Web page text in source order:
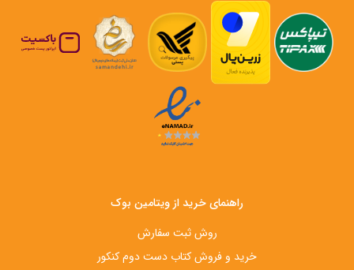
راهنمای خرید از ویتامین بوک
روش ثبت سفارش
خرید و فروش کتاب دست‌ دوم کنکور